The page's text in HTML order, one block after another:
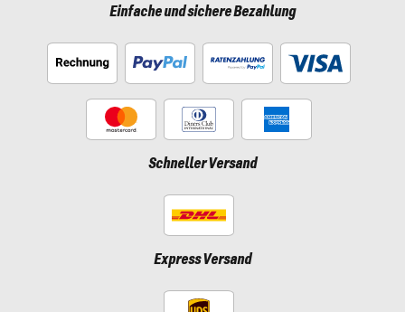
Einfache und sichere Bezahlung
Schneller Versand
Express Versand